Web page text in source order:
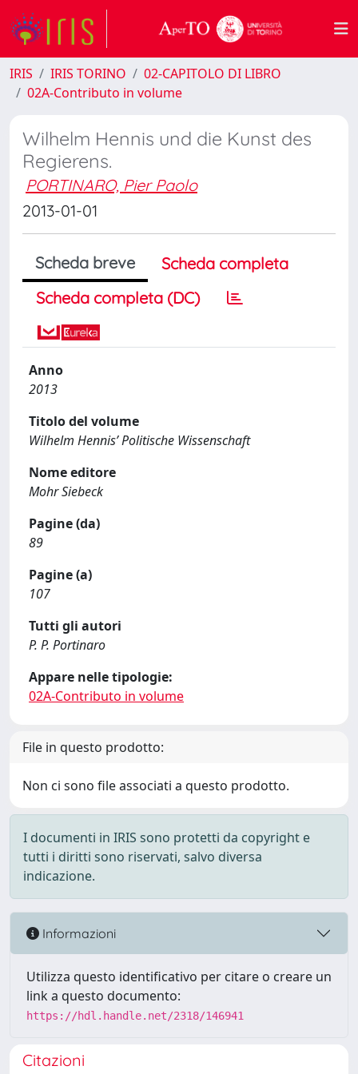
IRIS IRIS TORINO
02-CAPITOLO DI LIBRO
02A-Contributo in volume
Wilhelm Hennis und die Kunst des
Regierens.
PORTINARO, Pier Paolo
2013-01-01
Scheda breve
Scheda completa
Scheda completa (DC)
Anno
2013
Titolo del volume
Wilhelm Hennis’ Politische Wissenschaft
Nome editore
Mohr Siebeck
Pagine (da)
89
Pagine (a)
107
Tutti gli autori
P. P. Portinaro
Appare nelle tipologie:
02A-Contributo in volume
File in questo prodotto:
Non ci sono file associati a questo prodotto.
I documenti in IRIS sono protetti da copyright e
tutti i diritti sono riservati, salvo diversa
indicazione.
Informazioni
Utilizza questo identificativo per citare o creare un
link a questo documento:
https://hdl.handle.net/2318/146941
Citazioni